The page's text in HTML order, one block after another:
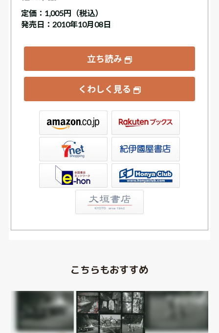
定価： 1,005円（税込）
発売日：2010年10月08日
立ち読み
くわしく見る
書店ウェブストア
こちらもおすすめ